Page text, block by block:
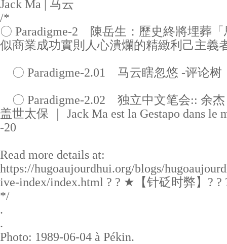
Jack Ma | 马云
/*
〇 Paradigme-2 陳岳生：歷史終將埋葬
似商業成功實則人心潰爛的精緻利己主義
〇 Paradigme-2.01 马云瞎忽悠 -评论树
〇 Paradigme-2.02 独立中文笔会:: 余
盖世太保 ｜ Jack Ma est la Gestapo dans le
-20
Read more details at:
https://hugoaujourdhui.org/blogs/
ive-index/index.html ? ? ★【针砭时弊】? ?
*/
.
.
Photo: 1989-06-04 à Pékin.